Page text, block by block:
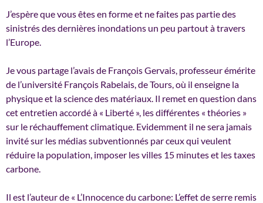
J’espère que vous êtes en forme et ne faites pas partie des
sinistrés des dernières inondations un peu partout à travers
l’Europe.
Je vous partage l’avais de François Gervais, professeur émérite
de l’université François Rabelais, de Tours, où il enseigne la
physique et la science des matériaux. Il remet en question dans
cet entretien accordé à « Liberté », les différentes « théories »
sur le réchauffement climatique. Evidemment il ne sera jamais
invité sur les médias subventionnés par ceux qui veulent
réduire la population, imposer les villes 15 minutes et les taxes
carbone.
Il est l’auteur de « L’Innocence du carbone: L’effet de serre remis